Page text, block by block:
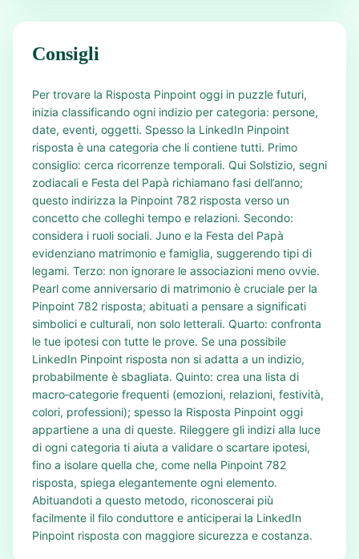
Consigli
Per trovare la Risposta Pinpoint oggi in puzzle futuri,
inizia classificando ogni indizio per categoria: persone,
date, eventi, oggetti. Spesso la LinkedIn Pinpoint
risposta è una categoria che li contiene tutti. Primo
consiglio: cerca ricorrenze temporali. Qui Solstizio, segni
zodiacali e Festa del Papà richiamano fasi dell’anno;
questo indirizza la Pinpoint 782 risposta verso un
concetto che colleghi tempo e relazioni. Secondo:
considera i ruoli sociali. Juno e la Festa del Papà
evidenziano matrimonio e famiglia, suggerendo tipi di
legami. Terzo: non ignorare le associazioni meno ovvie.
Pearl come anniversario di matrimonio è cruciale per la
Pinpoint 782 risposta; abituati a pensare a significati
simbolici e culturali, non solo letterali. Quarto: confronta
le tue ipotesi con tutte le prove. Se una possibile
LinkedIn Pinpoint risposta non si adatta a un indizio,
probabilmente è sbagliata. Quinto: crea una lista di
macro‑categorie frequenti (emozioni, relazioni, festività,
colori, professioni); spesso la Risposta Pinpoint oggi
appartiene a una di queste. Rileggere gli indizi alla luce
di ogni categoria ti aiuta a validare o scartare ipotesi,
fino a isolare quella che, come nella Pinpoint 782
risposta, spiega elegantemente ogni elemento.
Abituandoti a questo metodo, riconoscerai più
facilmente il filo conduttore e anticiperai la LinkedIn
Pinpoint risposta con maggiore sicurezza e costanza.